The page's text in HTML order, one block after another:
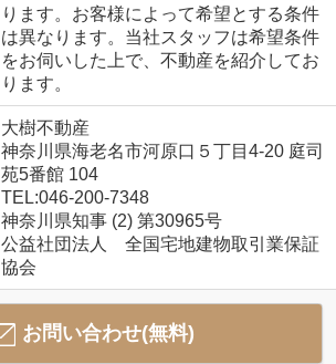
ります。お客様によって希望とする条件
は異なります。当社スタッフは希望条件
をお伺いした上で、不動産を紹介してお
ります。
大樹不動産
神奈川県海老名市河原口５丁目4-20 庭司
苑5番館 104
TEL:046-200-7348
神奈川県知事 (2) 第30965号
公益社団法人 全国宅地建物取引業保証
協会
お問い合わせ(無料)